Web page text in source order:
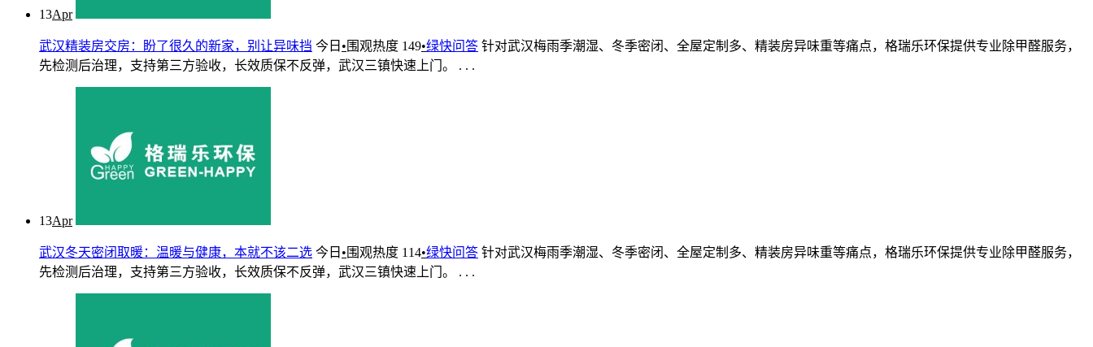
13Apr
武汉精装房交房：盼了很久的新家，别让异味挡 今日 • 围观热度 149•绿快问答 针对武汉梅雨季潮湿、冬季密闭、全屋定制多、精装房异味重等痛点，格瑞乐环保提供专业除甲醛服务，
先检测后治理，支持第三方验收，长效质保不反弹，武汉三镇快速上门。 . . .
13Apr
武汉冬天密闭取暖：温暖与健康，本就不该二选 今日 • 围观热度 114•绿快问答 针对武汉梅雨季潮湿、冬季密闭、全屋定制多、精装房异味重等痛点，格瑞乐环保提供专业除甲醛服务，
先检测后治理，支持第三方验收，长效质保不反弹，武汉三镇快速上门。 . . .